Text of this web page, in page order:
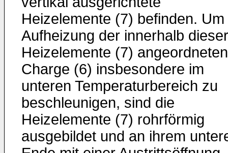
Heizelemente (7) befin­den. Um
Aufheizung der innerhalb dieser
Heizelemente (7) an­geordneten
Charge (6) insbesondere im
unteren Temperaturbereich zu
beschleunigen, sind die
Heizelemente (7) rohrförmig
ausgebil­det und an ihrem